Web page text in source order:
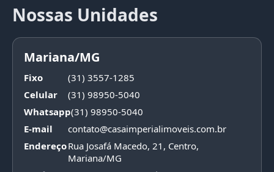
Nossas Unidades
Mariana/MG
Fixo
(31) 3557-1285
Celular
(31) 98950-5040
Whatsapp(31) 98950-5040
E-mail
contato@casaimperialimoveis.com.br
EndereçoRua Josafá Macedo, 21, Centro,
Mariana/MG